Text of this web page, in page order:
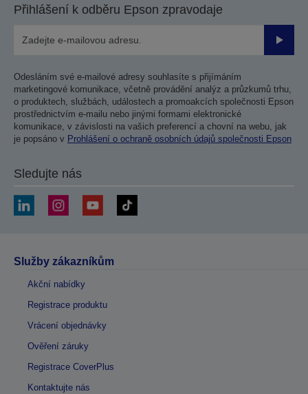
Přihlášení k odběru Epson zpravodaje
Odesláním své e-mailové adresy souhlasíte s přijímáním
marketingové komunikace, včetně provádění analýz a průzkumů trhu,
o produktech, službách, událostech a promoakcích společnosti Epson
prostřednictvím e-mailu nebo jinými formami elektronické
komunikace, v závislosti na vašich preferencí a chovní na webu, jak
je popsáno v Prohlášení o ochraně osobních údajů společnosti Epson
Sledujte nás
Služby zákazníkům
Akční nabídky
Registrace produktu
Vrácení objednávky
Ověření záruky
Registrace CoverPlus
Kontaktujte nás